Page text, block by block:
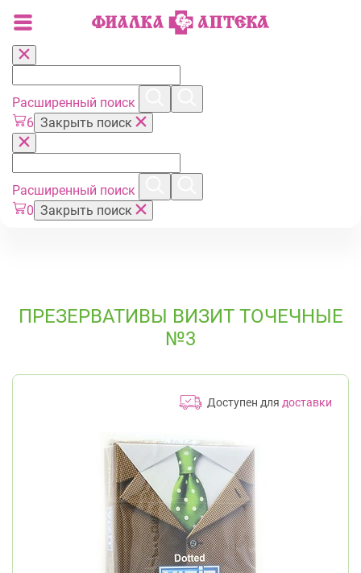
Расширенный поиск
6 Закрыть поиск
Расширенный поиск
0 Закрыть поиск
ПРЕЗЕРВАТИВЫ ВИЗИТ ТОЧЕЧНЫЕ
№3
Доступен для доставки